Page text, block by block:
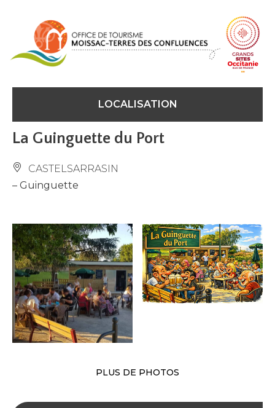
LOCALISATION
La Guinguette du Port
CASTELSARRASIN
– Guinguette
PLUS DE PHOTOS